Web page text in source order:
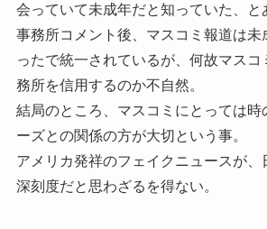
会っていて未成年だと知っていた、と
事務所コメント後、マスコミ報道は未
ったで統一されているが、何故マス
務所を信用するのか不自然。
結局のところ、マスコミにとっては時
ーズとの関係の方が大切という事。
アメリカ発祥のフェイクニュースが、
深刻度だと思わざるを得ない。